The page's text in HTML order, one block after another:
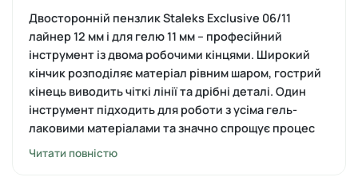
Двосторонній пензлик Staleks Exclusive 06/11
лайнер 12 мм і для гелю 11 мм – професійний
інструмент із двома робочими кінцями. Широкий
кінчик розподіляє матеріал рівним шаром, гострий
кінець виводить чіткі лінії та дрібні деталі. Один
інструмент підходить для роботи з усіма гель-
лаковими матеріалами та значно спрощує процес
оформлення нігтів.
Читати повністю